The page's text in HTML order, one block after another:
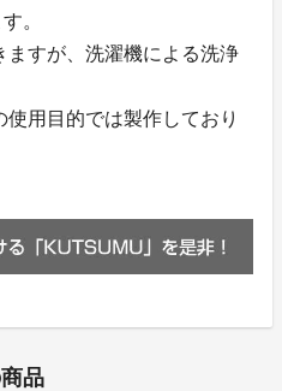
。
すが、洗濯機による洗浄
用目的では製作しており
品